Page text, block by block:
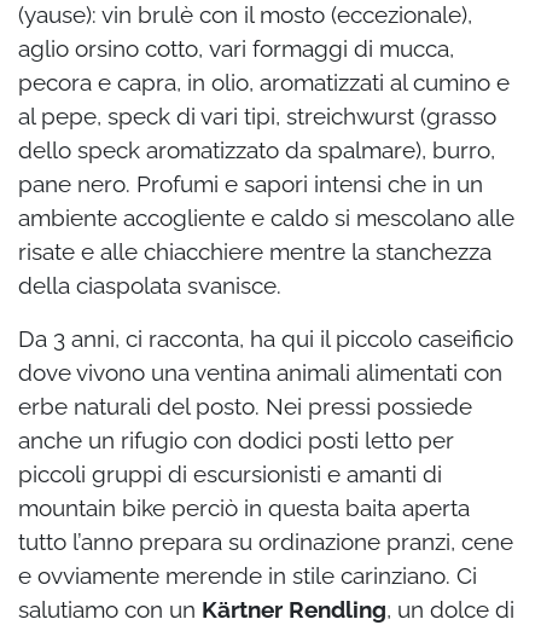
(yause): vin brulè con il mosto (eccezionale),
aglio orsino cotto, vari formaggi di mucca,
pecora e capra, in olio, aromatizzati al cumino e
al pepe, speck di vari tipi, streichwurst (grasso
dello speck aromatizzato da spalmare), burro,
pane nero. Profumi e sapori intensi che in un
ambiente accogliente e caldo si mescolano alle
risate e alle chiacchiere mentre la stanchezza
della ciaspolata svanisce.
Da 3 anni, ci racconta, ha qui il piccolo caseificio
dove vivono una ventina animali alimentati con
erbe naturali del posto. Nei pressi possiede
anche un rifugio con dodici posti letto per
piccoli gruppi di escursionisti e amanti di
mountain bike perciò in questa baita aperta
tutto l’anno prepara su ordinazione pranzi, cene
e ovviamente merende in stile carinziano. Ci
salutiamo con un Kärtner Rendling, un dolce di